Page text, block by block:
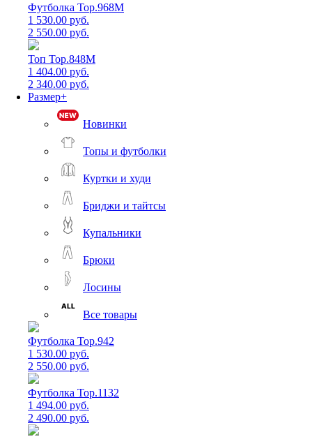
Футболка Top.968M
1 530.00 руб.
2 550.00 руб.
Топ Top.848M
1 404.00 руб.
2 340.00 руб.
Размер+
Новинки
Топы и футболки
Куртки и худи
Бриджи и тайтсы
Купальники
Брюки
Лосины
Все товары
Футболка Top.942
1 530.00 руб.
2 550.00 руб.
Футболка Top.1132
1 494.00 руб.
2 490.00 руб.